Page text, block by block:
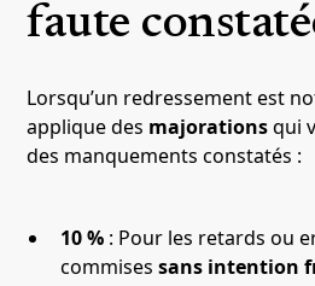
faute
Lorsqu’un redressement est
applique des majorationsqui
des manquements constatés :
10 % : Pour les retards ou
commisessans intention